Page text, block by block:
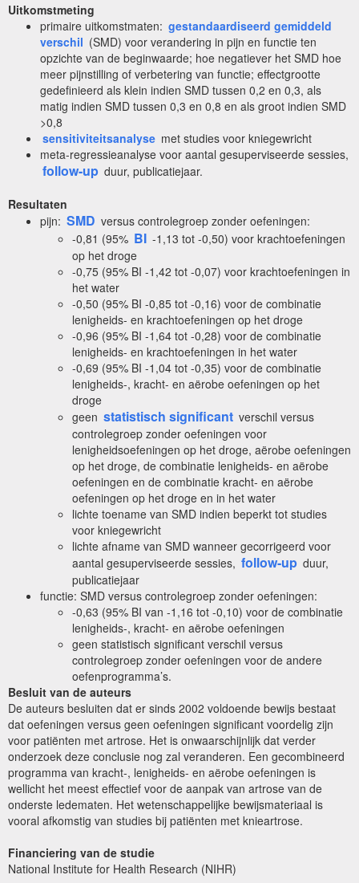
Uitkomstmeting
primaire uitkomstmaten: gestandaardiseerd gemiddeld
verschil (SMD) voor verandering in pijn en functie ten
opzichte van de beginwaarde; hoe negatiever het SMD hoe
meer pijnstilling of verbetering van functie; effectgrootte
gedefinieerd als klein indien SMD tussen 0,2 en 0,3, als
matig indien SMD tussen 0,3 en 0,8 en als groot indien SMD
>0,8
sensitiviteitsanalyse met studies voor kniegewricht
meta-regressieanalyse voor aantal gesuperviseerde sessies,
follow-up duur, publicatiejaar.
Resultaten
pijn: SMD versus controlegroep zonder oefeningen:
-0,81 (95% BI -1,13 tot -0,50) voor krachtoefeningen
op het droge
-0,75 (95% BI -1,42 tot -0,07) voor krachtoefeningen in
het water
-0,50 (95% BI -0,85 tot -0,16) voor de combinatie
lenigheids- en krachtoefeningen op het droge
-0,96 (95% BI -1,64 tot -0,28) voor de combinatie
lenigheids- en krachtoefeningen in het water
-0,69 (95% BI -1,04 tot -0,35) voor de combinatie
lenigheids-, kracht- en aërobe oefeningen op het
droge
geen statistisch significant verschil versus
controlegroep zonder oefeningen voor
lenigheidsoefeningen op het droge, aërobe oefeningen
op het droge, de combinatie lenigheids- en aërobe
oefeningen en de combinatie kracht- en aërobe
oefeningen op het droge en in het water
lichte toename van SMD indien beperkt tot studies
voor kniegewricht
lichte afname van SMD wanneer gecorrigeerd voor
aantal gesuperviseerde sessies, follow-up duur,
publicatiejaar
functie: SMD versus controlegroep zonder oefeningen:
-0,63 (95% BI van -1,16 tot -0,10) voor de combinatie
lenigheids-, kracht- en aërobe oefeningen
geen statistisch significant verschil versus
controlegroep zonder oefeningen voor de andere
oefenprogramma’s.
Besluit van de auteurs
De auteurs besluiten dat er sinds 2002 voldoende bewijs bestaat
dat oefeningen versus geen oefeningen significant voordelig zijn
voor patiënten met artrose. Het is onwaarschijnlijk dat verder
onderzoek deze conclusie nog zal veranderen. Een gecombineerd
programma van kracht-, lenigheids- en aërobe oefeningen is
wellicht het meest effectief voor de aanpak van artrose van de
onderste ledematen. Het wetenschappelijke bewijsmateriaal is
vooral afkomstig van studies bij patiënten met knieartrose.
Financiering van de studie
National Institute for Health Research (NIHR)